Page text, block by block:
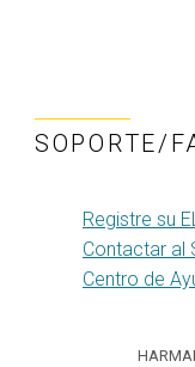
SOPORTE/
Registre su
Contactar al
Centro de